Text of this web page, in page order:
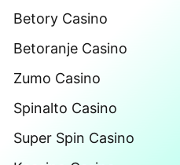
Betory Casino
Betoranje Casino
Zumo Casino
Spinalto Casino
Super Spin Casino